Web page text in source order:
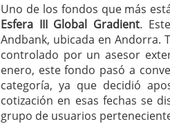
Uno de los fondos que más
Esfera III Global Gradient.
Andbank, ubicada en Andorra.
controlado por un asesor
enero, este fondo pasó a
categoría, ya que decidió
cotización en esas fechas se
grupo de usuarios